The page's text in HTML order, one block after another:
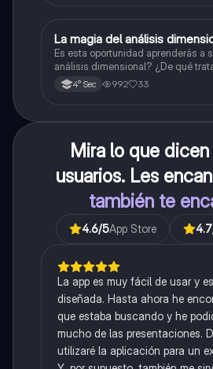
Física
La magia del análisis
Es esta oportunidad aprenderás a
análisis dimensional? ¿De qué
de las magnitudes fundamentales
4° Sec 992 33
Mira lo que
usuarios. Les
también te
4.6/5App Store 4.7
La app es muy fácil de usar y
diseñada. Hasta ahora he
que estaba buscando y he
mucho de las presentaciones.
utilizaré la aplicación para un